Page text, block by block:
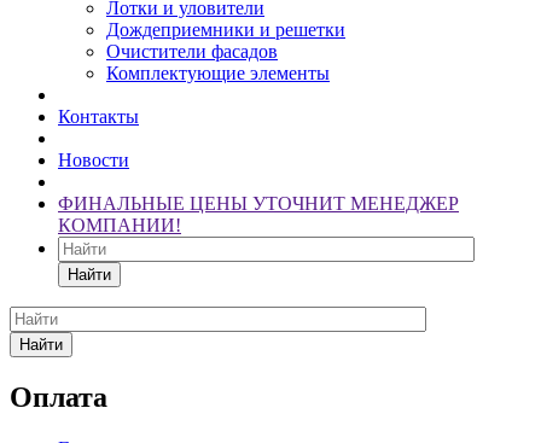
Лотки и уловители
Дождеприемники и решетки
Очистители фасадов
Комплектующие элементы
Контакты
Новости
ФИНАЛЬНЫЕ ЦЕНЫ УТОЧНИТ МЕНЕДЖЕР
КОМПАНИИ!
Найти
Найти
Оплата